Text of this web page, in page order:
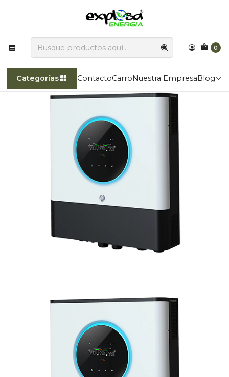
0
Categorías ContactoCarroNuestra EmpresaBlog
Explosa Energía transforma la luz del sol en poder!!
Axpert MAX II 8000W